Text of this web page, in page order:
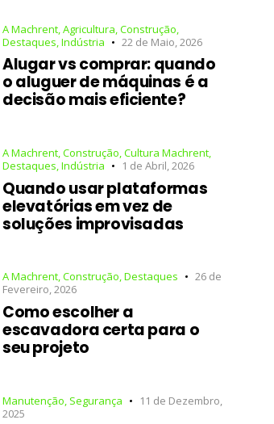
A Machrent Agricultura Construção
Destaques Indústria 22 de Maio, 2026
Alugar vs comprar: quando
o aluguer de máquinas é a
decisão mais eficiente?
A Machrent,Construção,Cultura Machrent,
Destaques,Indústria 1 de Abril, 2026
Quando usar plataformas
elevatórias em vez de
soluções improvisadas
A Machrent,Construção,Destaques
26 de
Fevereiro, 2026
Como escolher a
escavadora certa para o
seu projeto
Manutenção, Segurança
11 de Dezembro,
2025